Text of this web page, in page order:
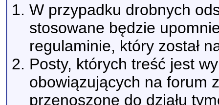
W przypadku drobnych
stosowane będzie
regulaminie, który został
Posty, których treść jest
obowiązujących na forum
przenoszone do działu